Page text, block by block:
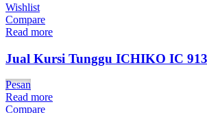
Wishlist
Compare
Read more
Jual Kursi Tunggu ICHIKO IC
Pesan
Read more
Compare